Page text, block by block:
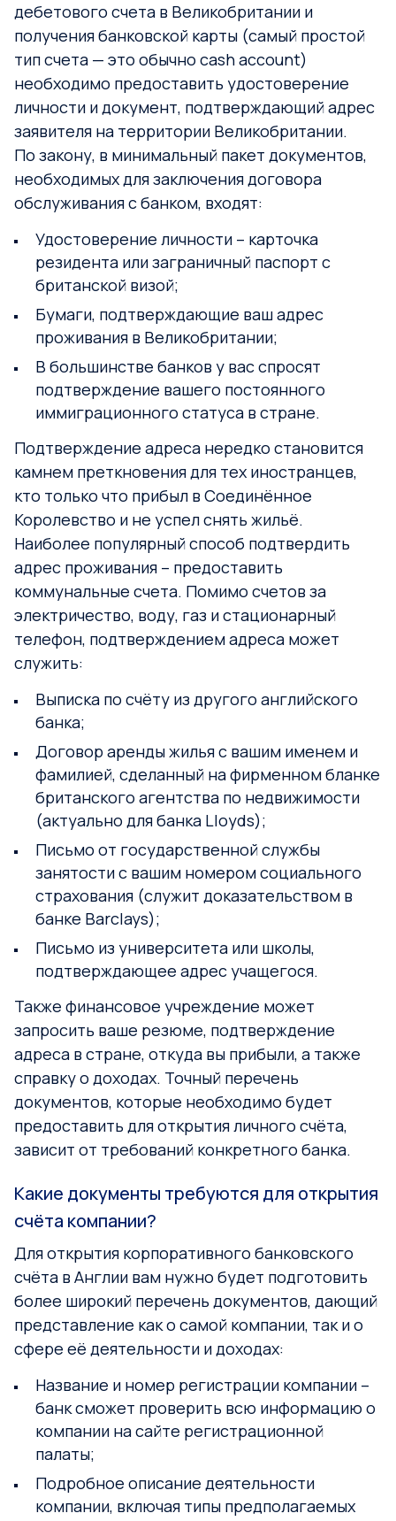
дебетового счета в Великобритании и
получения банковской карты (самый простой
тип счета — это обычно cash account)
необходимо предоставить удостоверение
личности и документ, подтверждающий адрес
заявителя на территории Великобритании.
По закону, в минимальный пакет документов,
необходимых для заключения договора
обслуживания с банком, входят:
Удостоверение личности – карточка
резидента или заграничный паспорт с
британской визой;
Бумаги, подтверждающие ваш адрес
проживания в Великобритании;
В большинстве банков у вас спросят
подтверждение вашего постоянного
иммиграционного статуса в стране.
Подтверждение адреса нередко становится
камнем преткновения для тех иностранцев,
кто только что прибыл в Соединённое
Королевство и не успел снять жильё.
Наиболее популярный способ подтвердить
адрес проживания – предоставить
коммунальные счета. Помимо счетов за
электричество, воду, газ и стационарный
телефон, подтверждением адреса может
служить:
Выписка по счёту из другого английского
банка;
Договор аренды жилья с вашим именем и
фамилией, сделанный на фирменном бланке
британского агентства по недвижимости
(актуально для банка Lloyds);
Письмо от государственной службы
занятости с вашим номером социального
страхования (служит доказательством в
банке Barclays);
Письмо из университета или школы,
подтверждающее адрес учащегося.
Также финансовое учреждение может
запросить ваше резюме, подтверждение
адреса в стране, откуда вы прибыли, а также
справку о доходах. Точный перечень
документов, которые необходимо будет
предоставить для открытия личного счёта,
зависит от требований конкретного банка.
Какие документы требуются для открытия
счёта компании?
Для открытия корпоративного банковского
счёта в Англии вам нужно будет подготовить
более широкий перечень документов, дающий
представление как о самой компании, так и о
сфере её деятельности и доходах:
Название и номер регистрации компании –
банк сможет проверить всю информацию о
компании на сайте регистрационной
палаты;
Подробное описание деятельности
компании, включая типы предполагаемых